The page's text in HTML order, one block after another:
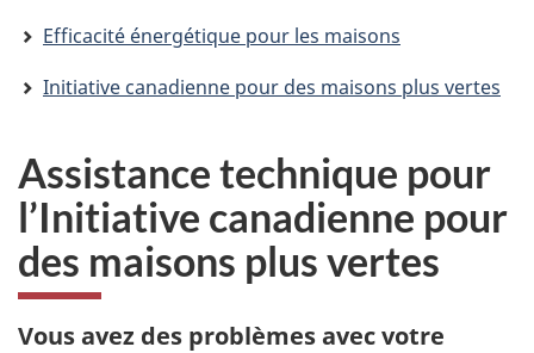
Efficacité énergétique pour les maisons
Initiative canadienne pour des maisons plus vertes
Assistance technique pour
l’Initiative canadienne pour
des maisons plus vertes
Vous avez des problèmes avec votre